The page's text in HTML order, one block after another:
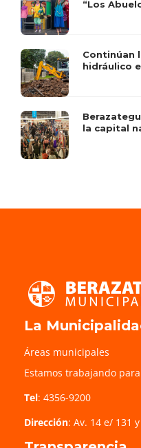
“Los
Continúan
hidráulico
la capital
La
Áreas municipales
Estamos trabajando
Tel: 4356-9200
Dirección: Av. 14 e/ 131